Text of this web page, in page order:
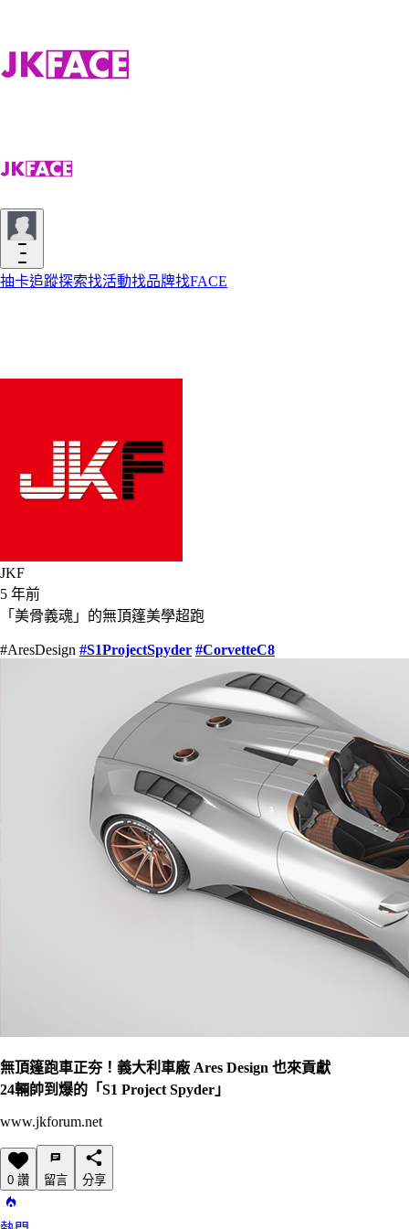
抽卡追蹤探索找活動找品牌找FACE
JKF
5 年前
「美骨義魂」的無頂篷美學超跑
#AresDesign #S1ProjectSpyder #CorvetteC8
無頂篷跑車正夯！義大利車廠 Ares Design 也來貢獻
24輛帥到爆的「S1 Project Spyder」
www.jkforum.net
0 讚 留言 分享